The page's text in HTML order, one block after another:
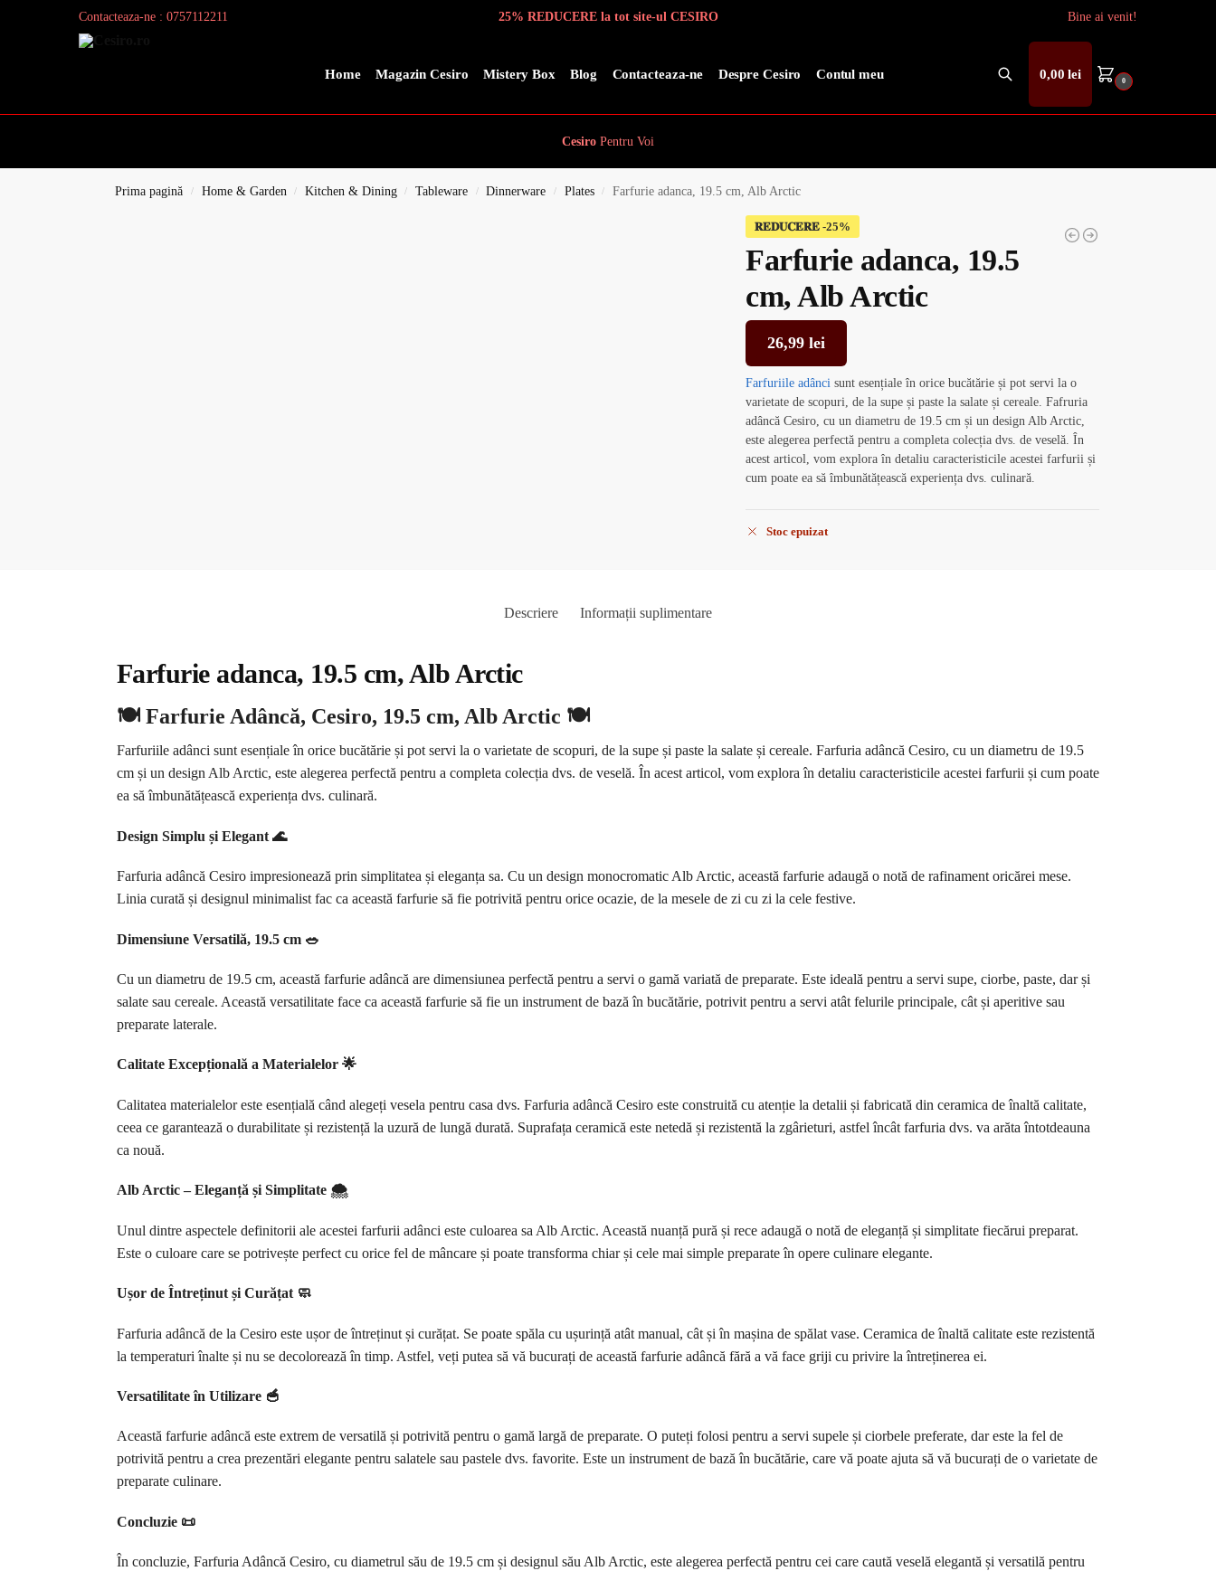
Contacteaza-ne : 0757112211 25% REDUCERE la tot site-ul CESIRO Bine ai venit!
Home Magazin Cesiro Mistery Box Blog Contacteaza-ne Despre Cesiro Contul meu
Search
0,00lei 0
Cesiro Pentru Voi
Prima pagină / Home & Garden / Kitchen & Dining / Tableware / Dinnerware / Plates / Farfurie adanca, 19.5 cm, Alb Arctic
𝐑𝐄𝐃𝐔𝐂𝐄𝐑𝐄
Farfurie adanca, 19.5
cm, Alb Arctic
26,99lei
Farfuriile adânci sunt esențiale în orice bucătărie și pot servi la o
varietate de scopuri, de la supe și paste la salate și cereale. Fafruria
adâncă Cesiro, cu un diametru de 19.5 cm și un design Alb Arctic,
este alegerea perfectă pentru a completa colecția dvs. de veselă. În
acest articol, vom explora în detaliu caracteristicile acestei farfurii și
cum poate ea să îmbunătățească experiența dvs. culinară.
Stoc epuizat
Descriere Informații suplimentare
Farfurie adanca, 19.5 cm, Alb Arctic
🍽️ Farfurie Adâncă, Cesiro, 19.5 cm, Alb Arctic 🍽️
Farfuriile adânci sunt esențiale în orice bucătărie și pot servi la o varietate de scopuri, de la supe și paste la salate și cereale. Farfuria adâncă Cesiro, cu un diametru de 19.5
cm și un design Alb Arctic, este alegerea perfectă pentru a completa colecția dvs. de veselă. În acest articol, vom explora în detaliu caracteristicile acestei farfurii și cum poate
ea să îmbunătățească experiența dvs. culinară.
Design Simplu și Elegant 🌊
Farfuria adâncă Cesiro impresionează prin simplitatea și eleganța sa. Cu un design monocromatic Alb Arctic, această farfurie adaugă o notă de rafinament oricărei mese.
Linia curată și designul minimalist fac ca această farfurie să fie potrivită pentru orice ocazie, de la mesele de zi cu zi la cele festive.
Dimensiune Versatilă, 19.5 cm 🥗
Cu un diametru de 19.5 cm, această farfurie adâncă are dimensiunea perfectă pentru a servi o gamă variată de preparate. Este ideală pentru a servi supe, ciorbe, paste, dar și
salate sau cereale. Această versatilitate face ca această farfurie să fie un instrument de bază în bucătărie, potrivit pentru a servi atât felurile principale, cât și aperitive sau
preparate laterale.
Calitate Excepțională a Materialelor 🌟
Calitatea materialelor este esențială când alegeți vesela pentru casa dvs. Farfuria adâncă Cesiro este construită cu atenție la detalii și fabricată din ceramica de înaltă calitate,
ceea ce garantează o durabilitate și rezistență la uzură de lungă durată. Suprafața ceramică este netedă și rezistentă la zgârieturi, astfel încât farfuria dvs. va arăta întotdeauna
ca nouă.
Alb Arctic – Eleganță și Simplitate 🌨️
Unul dintre aspectele definitorii ale acestei farfurii adânci este culoarea sa Alb Arctic. Această nuanță pură și rece adaugă o notă de eleganță și simplitate fiecărui preparat.
Este o culoare care se potrivește perfect cu orice fel de mâncare și poate transforma chiar și cele mai simple preparate în opere culinare elegante.
Ușor de Întreținut și Curățat 🧼
Farfuria adâncă de la Cesiro este ușor de întreținut și curățat. Se poate spăla cu ușurință atât manual, cât și în mașina de spălat vase. Ceramica de înaltă calitate este rezistentă
la temperaturi înalte și nu se decolorează în timp. Astfel, veți putea să vă bucurați de această farfurie adâncă fără a vă face griji cu privire la întreținerea ei.
Versatilitate în Utilizare 🥣
Această farfurie adâncă este extrem de versatilă și potrivită pentru o gamă largă de preparate. O puteți folosi pentru a servi supele și ciorbele preferate, dar este la fel de
potrivită pentru a crea prezentări elegante pentru salatele sau pastele dvs. favorite. Este un instrument de bază în bucătărie, care vă poate ajuta să vă bucurați de o varietate de
preparate culinare.
Concluzie 📜
În concluzie, Farfuria Adâncă Cesiro, cu diametrul său de 19.5 cm și designul său Alb Arctic, este alegerea perfectă pentru cei care caută veselă elegantă și versatilă pentru